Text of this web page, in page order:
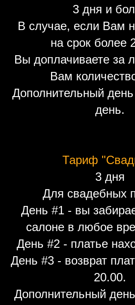
3 дня и
В случае, если Вам
на срок более
Вы доплачиваете за
Вам
Дополнительный
день.
Тариф
3 дня
Для свадебных
День #1 - вы
салоне в любое
День #2 - платье
День #3 - возврат
20.00.
Дополнительный